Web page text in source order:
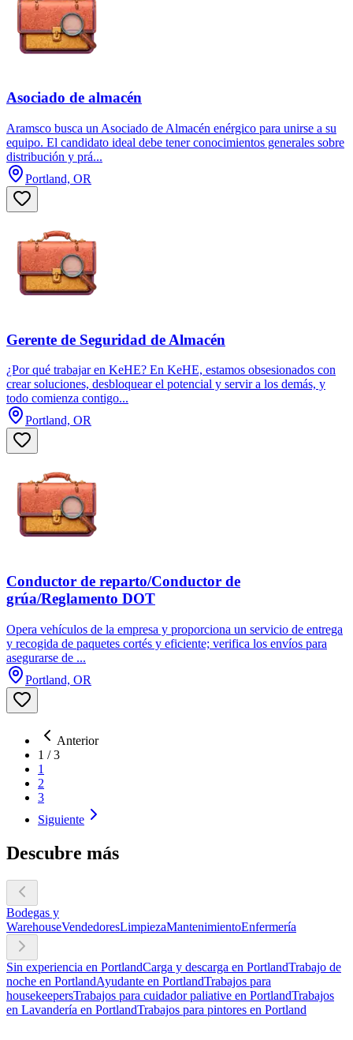
Asociado de almacén
Aramsco busca un Asociado de Almacén enérgico para unirse a su
equipo. El candidato ideal debe tener conocimientos generales sobre
distribución y prá...
Portland, OR
Gerente de Seguridad de Almacén
¿Por qué trabajar en KeHE? En KeHE, estamos obsesionados con
crear soluciones, desbloquear el potencial y servir a los demás, y
todo comienza contigo...
Portland, OR
Conductor de reparto/Conductor de
grúa/Reglamento DOT
Opera vehículos de la empresa y proporciona un servicio de entrega
y recogida de paquetes cortés y eficiente; verifica los envíos para
asegurarse de ...
Portland, OR
Anterior
1 /3
1
2
3
Siguiente
Descubre más
Bodegas y
WarehouseVendedoresLimpiezaMantenimientoEnfermería
Sin experiencia en PortlandCarga y descarga en PortlandTrabajo de
noche en PortlandAyudante en PortlandTrabajos para
housekeepersTrabajos para cuidador paliative en PortlandTrabajos
en Lavandería en PortlandTrabajos para pintores en Portland